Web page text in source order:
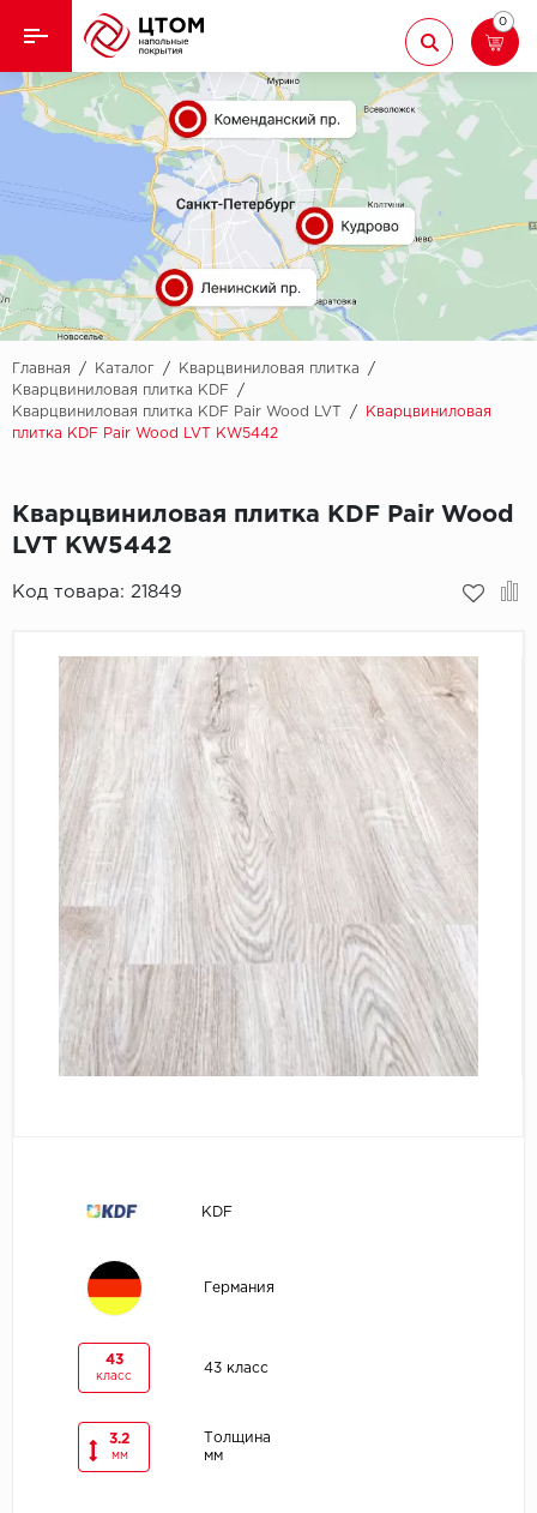
Назад
Кварцвиниловая плитка
Назад
Aberhof
Adelar
Alfa
AllureFloor
Aquamax
Classen
CorkArt Vinyl
CronaFloor
Damy Floor
Decoria
Dolce Flooring
ECO Parquet
EcoClick
Ламинат
Ковролин
Линолеум
Паркет
Паркетная доска
Подложка
0
Главная / Каталог / Кварцвиниловая плитка
/
Кварцвиниловая плитка KDF
/
Кварцвиниловая плитка KDF Pair Wood LVT
/
Кварцвиниловая
плитка KDF Pair Wood LVT KW5442
Кварцвиниловая плитка KDF Pair Wood
LVT KW5442
Код товара: 21849
KDF
Германия
43
класс
43 класс
3.2
мм
Толщина
мм